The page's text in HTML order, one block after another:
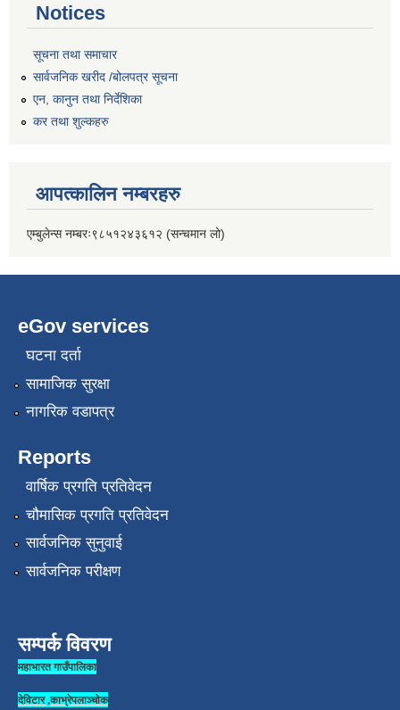
Notices
सूचना तथा समाचार
सार्वजनिक खरीद /बोलपत्र सूचना
एन, कानुन तथा निर्देशिका
कर तथा शुल्कहरु
आपत्कालिन नम्बरहरु
एम्बुलेन्स नम्बरः९८५१२४३६१२ (सन्चमान लो)
eGov services
घटना दर्ता
सामाजिक सुरक्षा
नागरिक वडापत्र
Reports
वार्षिक प्रगति प्रतिवेदन
चौमासिक प्रगति प्रतिवेदन
सार्वजनिक सुनुवाई
सार्वजनिक परीक्षण
सम्पर्क विवरण
महाभारत गाउँपालिका
देविटार ,काभ्रेपलाञ्चोक